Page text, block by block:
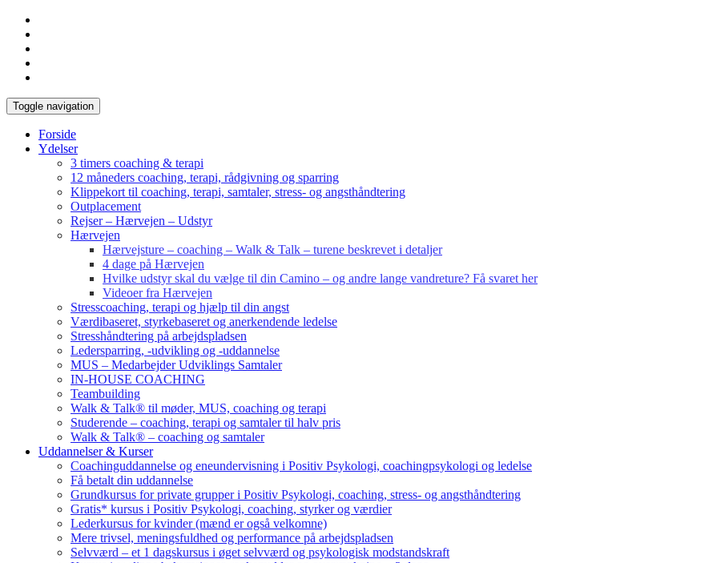
Toggle navigation
Forside
Ydelser
3 timers coaching & terapi
12 måneders coaching, terapi, rådgivning og sparring
Klippekort til coaching, terapi, samtaler, stress- og angsthåndtering
Outplacement
Rejser – Hærvejen – Udstyr
Hærvejen
Hærvejsture – coaching – Walk & Talk – turene beskrevet i detaljer
4 dage på Hærvejen
Hvilke udstyr skal du vælge til din Camino – og andre lange vandreture? Få svaret her
Videoer fra Hærvejen
Stresscoaching, terapi og hjælp til din angst
Værdibaseret, styrkebaseret og anerkendende ledelse
Stresshåndtering på arbejdspladsen
Ledersparring, -udvikling og -uddannelse
MUS – Medarbejder Udviklings Samtaler
IN-HOUSE COACHING
Teambuilding
Walk & Talk® til møder, MUS, coaching og terapi
Studerende – coaching, terapi og samtaler til halv pris
Walk & Talk® – coaching og samtaler
Uddannelser & Kurser
Coachinguddannelse og eneundervisning i Positiv Psykologi, coachingpsykologi og ledelse
Få betalt din uddannelse
Grundkursus for private grupper i Positiv Psykologi, coaching, stress- og angsthåndtering
Gratis* kursus i Positiv Psykologi, coaching, styrker og værdier
Lederkursus for kvinder (mænd er også velkomne)
Mere trivsel, meningsfuldhed og performance på arbejdspladsen
Selvværd – et 1 dagskursus i øget selvværd og psykologisk modstandskraft